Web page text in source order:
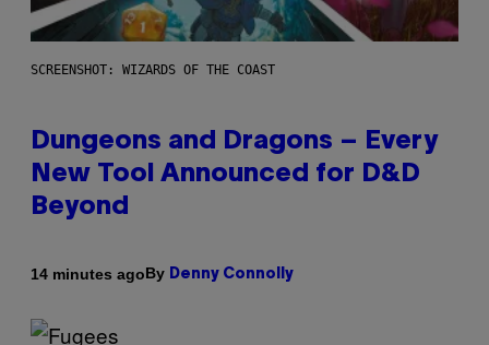
SCREENSHOT: WIZARDS OF THE COAST
Dungeons and Dragons – Every
New Tool Announced for D&D
Beyond
14 minutes agoBy Denny Connolly